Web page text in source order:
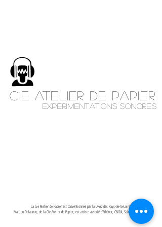
CIE ATELIER DE PAPIER
EXPERIMENTATIONS SONORES
La Cie Atelier de Papier est conventionnée par la DRAC des Pays-de-la-Loire.
Mattieu Delaunay, de la Cie Atelier de Papier, est artiste associé d’Athénor , CNCM, Saint-Nazaire (44).